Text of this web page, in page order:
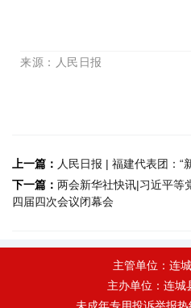
来源 ：人民日报
上一篇： 人民日报 | 福建代表团：“
下一篇： 两会新华社快讯|习近平等
四届四次会议闭幕会
主管单位：连
主办单位：连城